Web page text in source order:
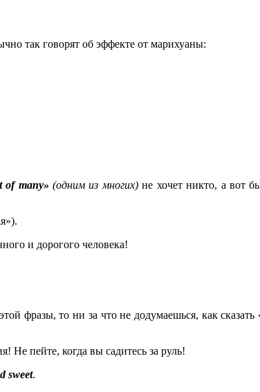
так говорят об эффекте от марихуаны:
of many» (одним из многих)не хочет никто, а вот
и дорогого человека!
фразы, то ни за что не додумаешься, как сказать
Не пейте, когда вы садитесь за руль!
sweet.